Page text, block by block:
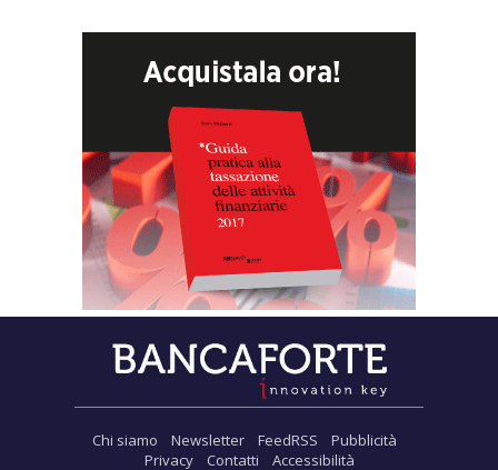
Chi siamo Newsletter FeedRSS
Pubblicità
Privacy
Contatti Accessibilità